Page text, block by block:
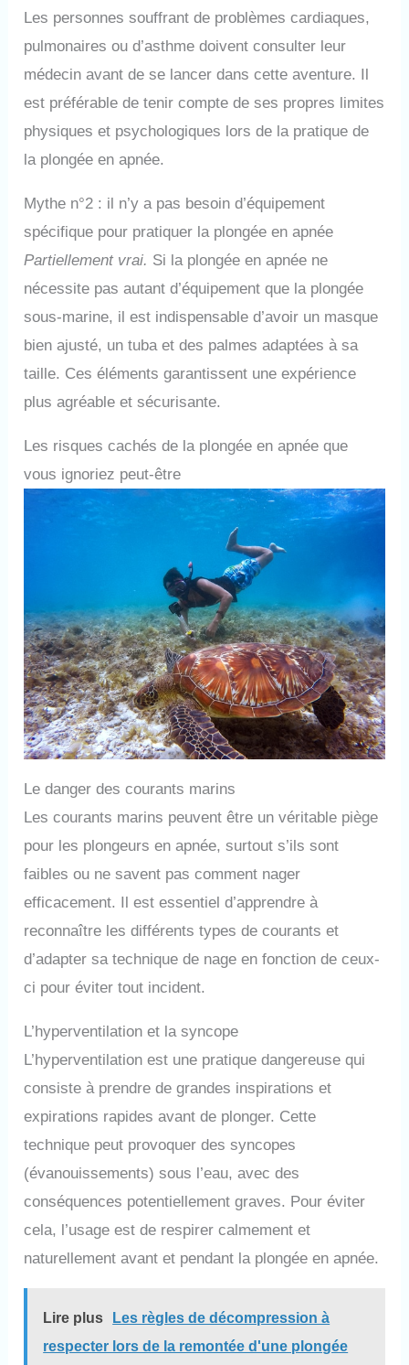
Les personnes souffrant de problèmes cardiaques,
pulmonaires ou d’asthme doivent consulter leur
médecin avant de se lancer dans cette aventure. Il
est préférable de tenir compte de ses propres limites
physiques et psychologiques lors de la pratique de
la plongée en apnée.
Mythe n°2 : il n’y a pas besoin d’équipement
spécifique pour pratiquer la plongée en apnée
Partiellement vrai. Si la plongée en apnée ne
nécessite pas autant d’équipement que la plongée
sous-marine, il est indispensable d’avoir un masque
bien ajusté, un tuba et des palmes adaptées à sa
taille. Ces éléments garantissent une expérience
plus agréable et sécurisante.
Les risques cachés de la plongée en apnée que
vous ignoriez peut-être
Le danger des courants marins
Les courants marins peuvent être un véritable piège
pour les plongeurs en apnée, surtout s’ils sont
faibles ou ne savent pas comment nager
efficacement. Il est essentiel d’apprendre à
reconnaître les différents types de courants et
d’adapter sa technique de nage en fonction de ceux-
ci pour éviter tout incident.
L’hyperventilation et la syncope
L’hyperventilation est une pratique dangereuse qui
consiste à prendre de grandes inspirations et
expirations rapides avant de plonger. Cette
technique peut provoquer des syncopes
(évanouissements) sous l’eau, avec des
conséquences potentiellement graves. Pour éviter
cela, l’usage est de respirer calmement et
naturellement avant et pendant la plongée en apnée.
Lire plus
Les règles de décompression à
respecter lors de la remontée d'une plongée